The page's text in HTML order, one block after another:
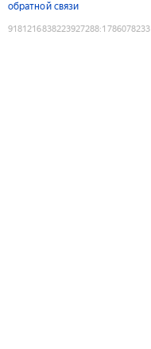
обратной связи
9181216838223927288:1786078233